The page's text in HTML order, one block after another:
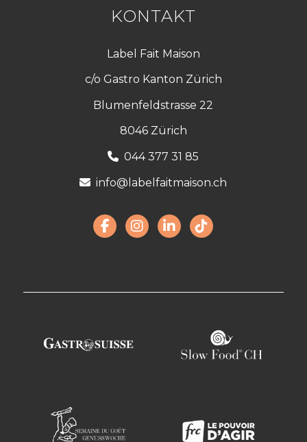
KONTAKT
Label Fait Maison
c/o Gastro Kanton Zürich
Blumenfeldstrasse 22
8046 Zürich
044 377 31 85
info@labelfaitmaison.ch